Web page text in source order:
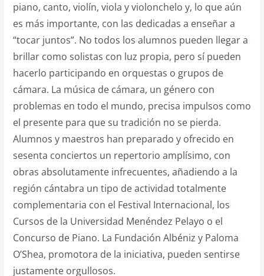
piano, canto, violín, viola y violonchelo y, lo que aún
es más importante, con las dedicadas a enseñar a
“tocar juntos”. No todos los alumnos pueden llegar a
brillar como solistas con luz propia, pero sí pueden
hacerlo participando en orquestas o grupos de
cámara. La música de cámara, un género con
problemas en todo el mundo, precisa impulsos como
el presente para que su tradición no se pierda.
Alumnos y maestros han preparado y ofrecido en
sesenta conciertos un repertorio amplísimo, con
obras absolutamente infrecuentes, añadiendo a la
región cántabra un tipo de actividad totalmente
complementaria con el Festival Internacional, los
Cursos de la Universidad Menéndez Pelayo o el
Concurso de Piano. La Fundación Albéniz y Paloma
O’Shea, promotora de la iniciativa, pueden sentirse
justamente orgullosos.